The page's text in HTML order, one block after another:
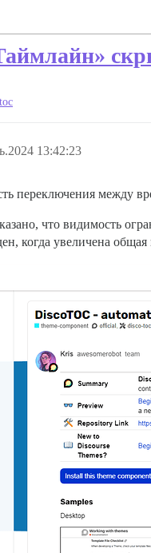
13:42:23
переключения между
что видимость
когда увеличена общая